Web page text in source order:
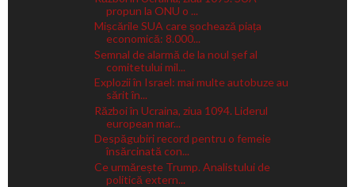
propun la ONU o ...
Mișcările SUA care șochează piața
economică: 8.000...
Semnal de alarmă de la noul șef al
comitetului mil...
Explozii în Israel: mai multe autobuze au
sărit în...
Război în Ucraina, ziua 1094. Liderul
european mar...
Despăgubiri record pentru o femeie
însărcinată con...
Ce urmărește Trump. Analistului de
politică extern...